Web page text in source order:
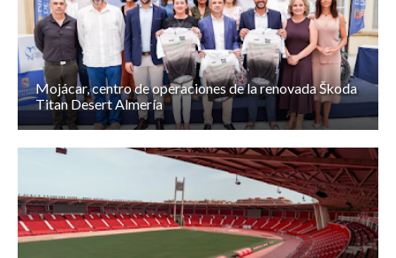
Mojácar, centro de operaciones de la renovada Škoda
Titan Desert Almería